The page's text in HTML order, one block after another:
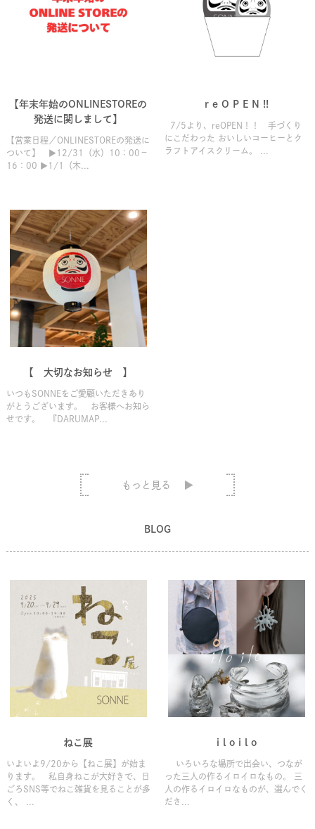
【年末年始のONLINESTOREの
発送に関しまして】
【営業日程／ONLINESTOREの発送に
ついて】 ▶12/31（水）10：00－
16：00 ▶1/1（木...
r e O P E N !!
7/5より、reOPEN！！ 手づくり
にこだわった おいしいコーヒーとク
ラフトアイスクリーム。 ...
【 大切なお知らせ 】
いつもSONNEをご愛顧いただきあり
がとうございます。 お客様へお知ら
せです。 『DARUMAP...
もっと見る
BLOG
ねこ展
いよいよ9/20から【ねこ展】が始ま
ります。 私自身ねこが大好きで、日
ごろSNS等でねこ雑貨を見ることが多
く、 ...
i l o i l o
いろいろな場所で出会い、つなが
った三人の作るイロイロなもの。 三
人の作るイロイロなものが、選んでく
ださ...